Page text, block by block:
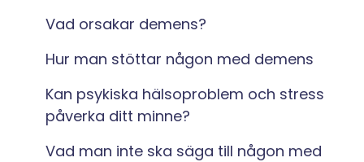
Vad orsakar demens?
Hur man stöttar någon med demens
Kan psykiska hälsoproblem och stress
påverka ditt minne?
Vad man inte ska säga till någon med